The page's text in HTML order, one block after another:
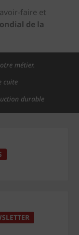
faire et
de la
métier.
cuite
durable